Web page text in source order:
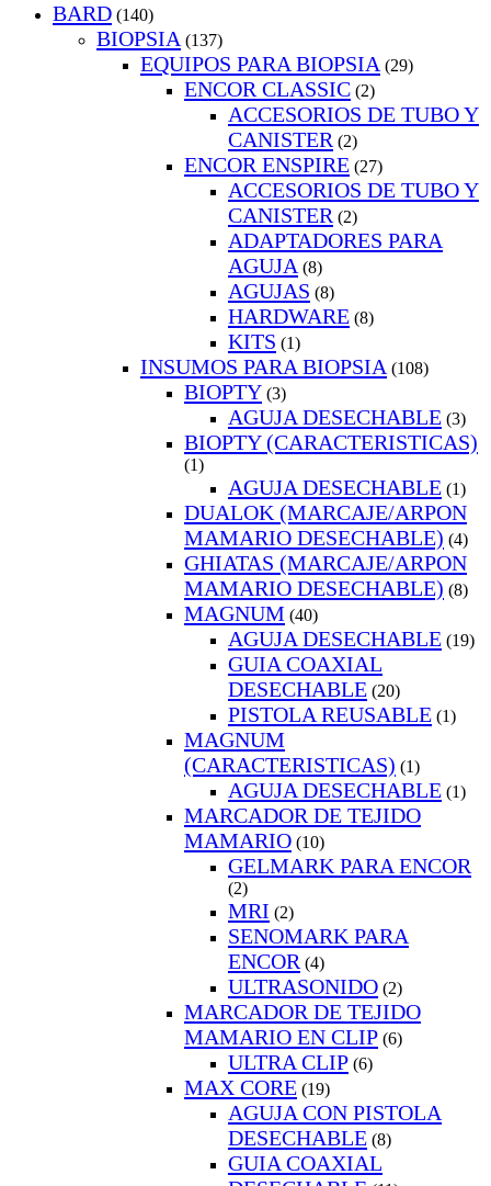
BARD (140)
BIOPSIA (137)
EQUIPOS PARA BIOPSIA (29)
ENCOR CLASSIC (2)
ACCESORIOS DE TUBO Y
CANISTER (2)
ENCOR ENSPIRE (27)
ACCESORIOS DE TUBO Y
CANISTER (2)
ADAPTADORES PARA
AGUJA (8)
AGUJAS (8)
HARDWARE (8)
KITS (1)
INSUMOS PARA BIOPSIA (108)
BIOPTY (3)
AGUJA DESECHABLE (3)
BIOPTY (CARACTERISTICAS)
(1)
AGUJA DESECHABLE (1)
DUALOK (MARCAJE/ARPON
MAMARIO DESECHABLE) (4)
GHIATAS (MARCAJE/ARPON
MAMARIO DESECHABLE) (8)
MAGNUM (40)
AGUJA DESECHABLE (19)
GUIA COAXIAL
DESECHABLE (20)
PISTOLA REUSABLE (1)
MAGNUM
(CARACTERISTICAS) (1)
AGUJA DESECHABLE (1)
MARCADOR DE TEJIDO
MAMARIO (10)
GELMARK PARA ENCOR
(2)
MRI (2)
SENOMARK PARA
ENCOR (4)
ULTRASONIDO (2)
MARCADOR DE TEJIDO
MAMARIO EN CLIP (6)
ULTRA CLIP (6)
MAX CORE (19)
AGUJA CON PISTOLA
DESECHABLE (8)
GUIA COAXIAL